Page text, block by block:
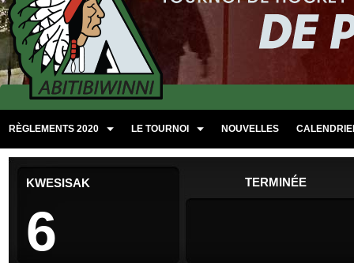
RÈGLEMENTS 2020 LE TOURNOI NOUVELLES
KWESISAK
6
TERMINÉE